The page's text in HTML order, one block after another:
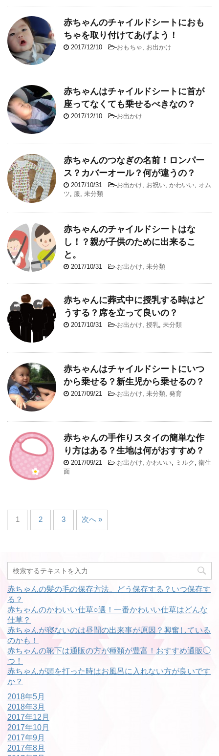
赤ちゃんのチャイルドシートにおも
ちゃを取り付けてあげよう！
2017/12/10 -おもちゃ, お出かけ
赤ちゃんはチャイルドシートに首が
座ってなくても乗せるべきなの？
2017/12/10 -お出かけ
赤ちゃんのつなぎの名前！ロンパー
ス？カバーオール？何が違うの？
2017/10/31 -お出かけ, お祝い, かわいい, オム
ツ, 服, 未分類
赤ちゃんのチャイルドシートはな
し！？親が子供のために出来るこ
と。
2017/10/31 -お出かけ, 未分類
赤ちゃんに葬式中に授乳する時はど
うする？席を立って良いの？
2017/10/31 -お出かけ, 授乳, 未分類
赤ちゃんはチャイルドシートにいつ
から乗せる？新生児から乗せるの？
2017/09/21 -お出かけ, 未分類, 発育
赤ちゃんの手作りスタイの簡単な作
り方はある？生地は何がおすすめ？
2017/09/21 -お出かけ, かわいい, ミルク , 衛生
面
1 2 3 次へ »
赤ちゃんの髪の毛の保存方法。どう保存する？いつ保存す
る？
赤ちゃんのかわいい仕草○選！一番かわいい仕草はどんな
仕草？
赤ちゃんが寝ないのは昼間の出来事が原因？興奮している
のかも！
赤ちゃんの靴下は通販の方が種類が豊富！おすすめ通販◯
つ！
赤ちゃんが頭を打った時はお風呂に入れない方が良いです
か？
2018年5月
2018年3月
2017年12月
2017年10月
2017年9月
2017年8月